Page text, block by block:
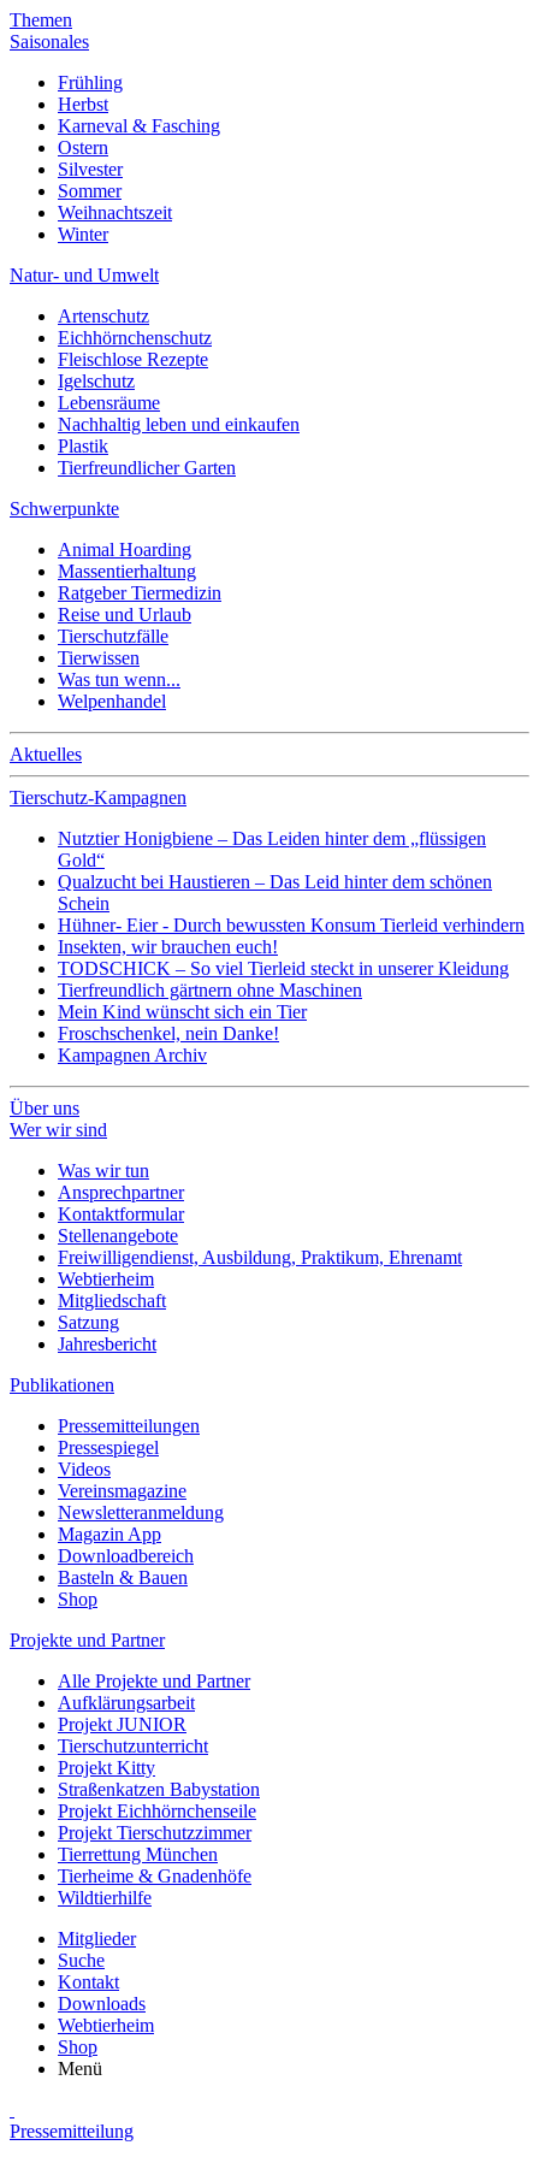
Themen
Saisonales
Frühling
Herbst
Karneval & Fasching
Ostern
Silvester
Sommer
Weihnachtszeit
Winter
Natur- und Umwelt
Artenschutz
Eichhörnchenschutz
Fleischlose Rezepte
Igelschutz
Lebensräume
Nachhaltig leben und einkaufen
Plastik
Tierfreundlicher Garten
Schwerpunkte
Animal Hoarding
Massentierhaltung
Ratgeber Tiermedizin
Reise und Urlaub
Tierschutzfälle
Tierwissen
Was tun wenn...
Welpenhandel
Aktuelles
Tierschutz-Kampagnen
Nutztier Honigbiene – Das Leiden hinter dem „flüssigen
Gold“
Qualzucht bei Haustieren – Das Leid hinter dem schönen
Schein
Hühner- Eier - Durch bewussten Konsum Tierleid verhindern
Insekten, wir brauchen euch!
TODSCHICK – So viel Tierleid steckt in unserer Kleidung
Tierfreundlich gärtnern ohne Maschinen
Mein Kind wünscht sich ein Tier
Froschschenkel, nein Danke!
Kampagnen Archiv
Über uns
Wer wir sind
Was wir tun
Ansprechpartner
Kontaktformular
Stellenangebote
Freiwilligendienst, Ausbildung, Praktikum, Ehrenamt
Webtierheim
Mitgliedschaft
Satzung
Jahresbericht
Publikationen
Pressemitteilungen
Pressespiegel
Videos
Vereinsmagazine
Newsletteranmeldung
Magazin App
Downloadbereich
Basteln & Bauen
Shop
Projekte und Partner
Alle Projekte und Partner
Aufklärungsarbeit
Projekt JUNIOR
Tierschutzunterricht
Projekt Kitty
Straßenkatzen Babystation
Projekt Eichhörnchenseile
Projekt Tierschutzzimmer
Tierrettung München
Tierheime & Gnadenhöfe
Wildtierhilfe
Mitglieder
Suche
Kontakt
Downloads
Webtierheim
Shop
Menü
Pressemitteilung